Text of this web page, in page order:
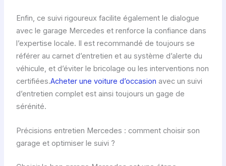
Enfin, ce suivi rigoureux facilite également le dialogue
avec le garage Mercedes et renforce la confiance dans
l’expertise locale. Il est recommandé de toujours se
référer au carnet d’entretien et au système d’alerte du
véhicule, et d’éviter le bricolage ou les interventions non
certifiées.Acheter une voiture d’occasion avec un suivi
d’entretien complet est ainsi toujours un gage de
sérénité.
Précisions entretien Mercedes : comment choisir son
garage et optimiser le suivi ?